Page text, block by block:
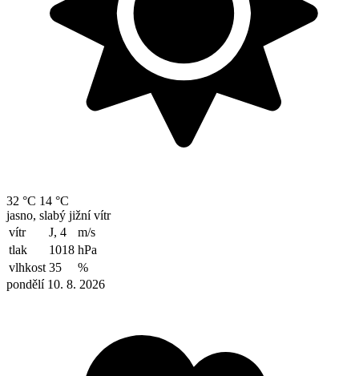
32 °C 14 °C
jasno, slabý jižní vítr
vítr
J, 4
m/s
tlak
1018 hPa
vlhkost 35
%
pondělí 10. 8. 2026